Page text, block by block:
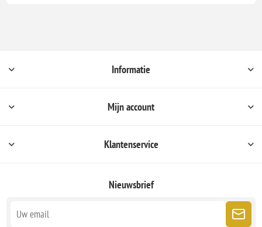
Informatie
Mijn account
Klantenservice
Nieuwsbrief